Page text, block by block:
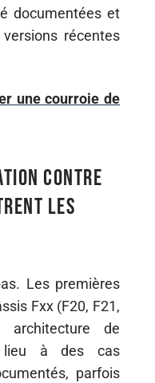
documentées et
récentes
une courroie de
contre
les
Les premières
Fxx (F20, F21,
architecture de
lieu à des cas
parfois